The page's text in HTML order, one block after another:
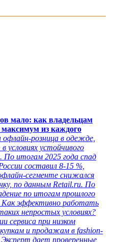
мало: как владельцам
из каждого
офлайн-розница в одежде,
условиях устойчивого
По итогам 2025 года спад
составил 8-15 %,
сегменте снижался
по данным Retail.ru. По
по итогам прошлого
Как эффективно работать
непростых условиях?
сервиса при низком
и продажам в fashion-
дает проверенные